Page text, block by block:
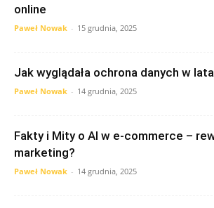
online
Paweł Nowak - 15 grudnia, 2025
Jak wyglądała ochrona danych w
Paweł Nowak - 14 grudnia, 2025
Fakty i Mity o AI w e-commerce –
marketing?
Paweł Nowak - 14 grudnia, 2025